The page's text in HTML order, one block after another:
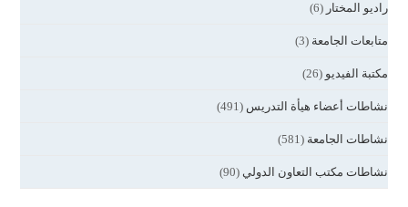
راديو المختار (6)
متابعات الجامعة (3)
مكتبة الفيديو (26)
نشاطات أعضاء هيأة التدريس (491)
نشاطات الجامعة (581)
نشاطات مكتب التعاون الدولي (90)